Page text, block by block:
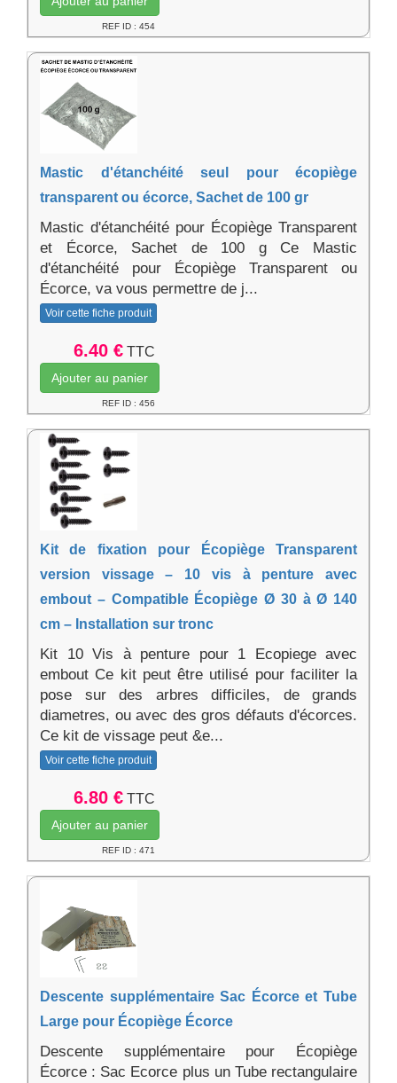
REF ID : 454
Mastic d'étanchéité seul pour écopiège
transparent ou écorce, Sachet de 100 gr
Mastic d'étanchéité pour Écopiège Transparent
et Écorce, Sachet de 100 g Ce Mastic
d'étanchéité pour Écopiège Transparent ou
Écorce, va vous permettre de j...
Voir cette fiche produit
6.40 € TTC
Ajouter au panier
REF ID : 456
Kit de fixation pour Écopiège Transparent
version vissage – 10 vis à penture avec
embout – Compatible Écopiège Ø 30 à Ø 140
cm – Installation sur tronc
Kit 10 Vis à penture pour 1 Ecopiege avec
embout Ce kit peut être utilisé pour faciliter la
pose sur des arbres difficiles, de grands
diametres, ou avec des gros défauts d'écorces.
Ce kit de vissage peut &e...
Voir cette fiche produit
6.80 € TTC
Ajouter au panier
REF ID : 471
Descente supplémentaire Sac Écorce et Tube
Large pour Écopiège Écorce
Descente supplémentaire pour Écopiège
Écorce : Sac Ecorce plus un Tube rectangulaire